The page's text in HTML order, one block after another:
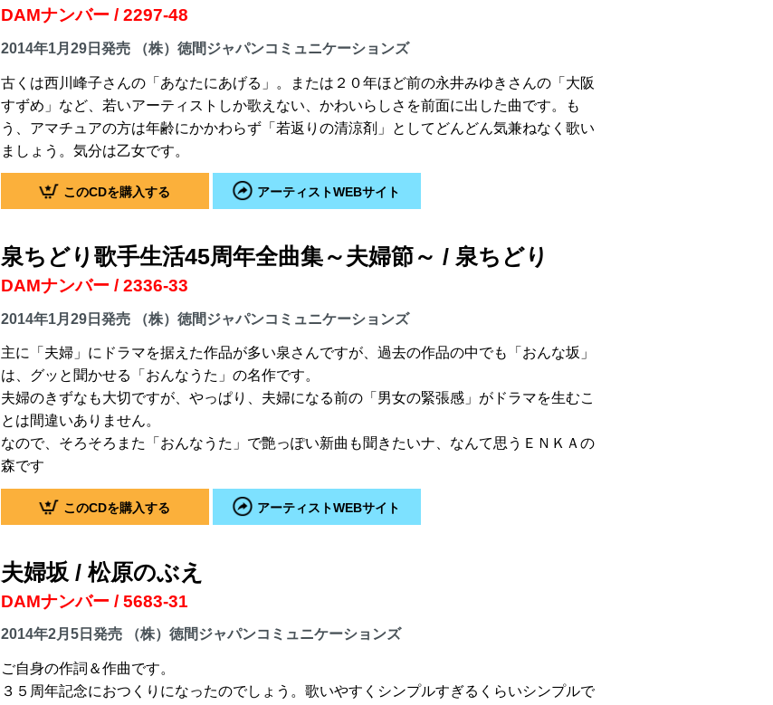
DAMナンバー / 2297-48
2014年1月29日発売 （株）徳間ジャパンコミュニケーションズ
古くは西川峰子さんの「あなたにあげる」。または２０年ほど前の永井みゆきさんの「大阪
すずめ」など、若いアーティストしか歌えない、かわいらしさを前面に出した曲です。も
う、アマチュアの方は年齢にかかわらず「若返りの清涼剤」としてどんどん気兼ねなく歌い
ましょう。気分は乙女です。
このCDを購入する アーティストWEBサイト
泉ちどり歌手生活45周年全曲集～夫婦節～ / 泉ちどり
DAMナンバー / 2336-33
2014年1月29日発売 （株）徳間ジャパンコミュニケーションズ
主に「夫婦」にドラマを据えた作品が多い泉さんですが、過去の作品の中でも「おんな坂」
は、グッと聞かせる「おんなうた」の名作です。
夫婦のきずなも大切ですが、やっぱり、夫婦になる前の「男女の緊張感」がドラマを生むこ
とは間違いありません。
なので、そろそろまた「おんなうた」で艶っぽい新曲も聞きたいナ、なんて思うＥＮＫＡの
森です
このCDを購入する アーティストWEBサイト
夫婦坂 / 松原のぶえ
DAMナンバー / 5683-31
2014年2月5日発売 （株）徳間ジャパンコミュニケーションズ
ご自身の作詞＆作曲です。
３５周年記念におつくりになったのでしょう。歌いやすくシンプルすぎるくらいシンプルで